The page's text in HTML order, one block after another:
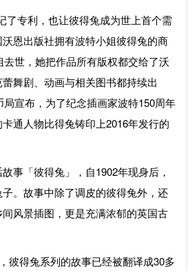
了专利，也让彼得兔成为世上首个需
恩出版社拥有波特小姐彼得兔的商
世，她把作品所有版权都交给了沃
舞剧、动画与相关图书都持续出
宣布，为了纪念插画家波特150周年
通人物比得兔铸印上2016年发行的
事「彼得兔」，自1902年现身后，
。故事中除了调皮的彼得兔外，还
风景插图，更是充满浓郁的英国古
彼得兔系列的故事已经被翻译成30多